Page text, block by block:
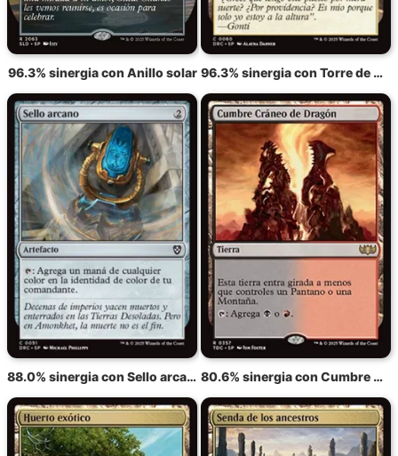
96.3% sinergia con Anillo solar